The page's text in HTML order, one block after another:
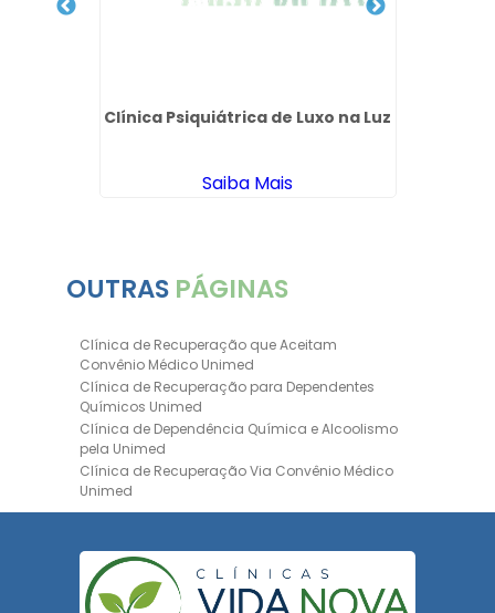
Clínica Psiquiátrica de Luxo na Luz
Saiba Mais
OUTRAS PÁGINAS
Clínica de Recuperação que Aceitam
Convênio Médico Unimed
Clínica de Recuperação para Dependentes
Químicos Unimed
Clínica de Dependência Química e Alcoolismo
pela Unimed
Clínica de Recuperação Via Convênio Médico
Unimed
Clínica de Recuperação Convênio Bradesco
Bradesco Saúde
Hospital Psiquiátrico para Dependentes
Químicos Unimed